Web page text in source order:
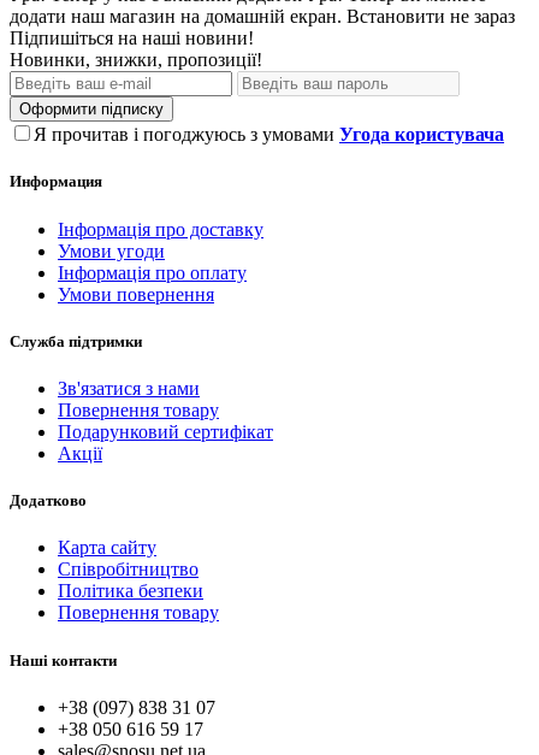
додати наш магазин на домашній екран. Встановити не зараз
Підпишіться на наші новини!
Новинки, знижки, пропозиції!
Оформити підписку
Я прочитав і погоджуюсь з умовами Угода користувача
Информация
Інформація про доставку
Умови угоди
Інформація про оплату
Умови повернення
Служба підтримки
Зв'язатися з нами
Повернення товару
Подарунковий сертифікат
Акції
Додатково
Карта сайту
Співробітництво
Політика безпеки
Повернення товару
Наші контакти
+38 (097) 838 31 07
+38 050 616 59 17
sales@snosu.net.ua